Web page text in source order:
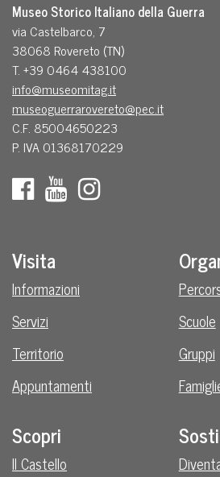
Museo Storico Italiano della Guerra
via Castelbarco, 7
38068 Rovereto (TN)
T. +39 0464 438100
info@museomitag.it
museoguerrarovereto@pec.it
C.F. 85004650223
P. IVA 01368170229
Visita
Informazioni
Servizi
Territorio
Appuntamenti
Scuole
Gruppi
Scopri
Il Castello